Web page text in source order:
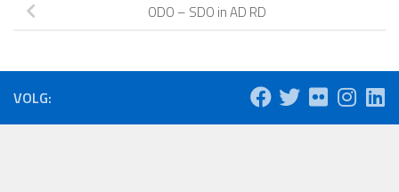
ODO – SDO in AD RD
VOLG: